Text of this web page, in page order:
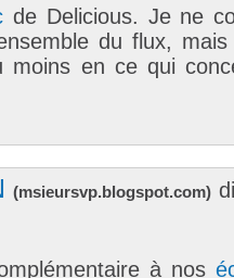
de Delicious. Je ne
du flux, mais
moins en ce qui
(msieursvp.blogspot.com)
à nos